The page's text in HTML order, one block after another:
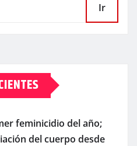
Ir
feminicidio del año;
del cuerpo desde